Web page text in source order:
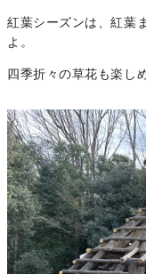
紅葉シーズンは、紅葉
よ。
四季折々の草花も楽し